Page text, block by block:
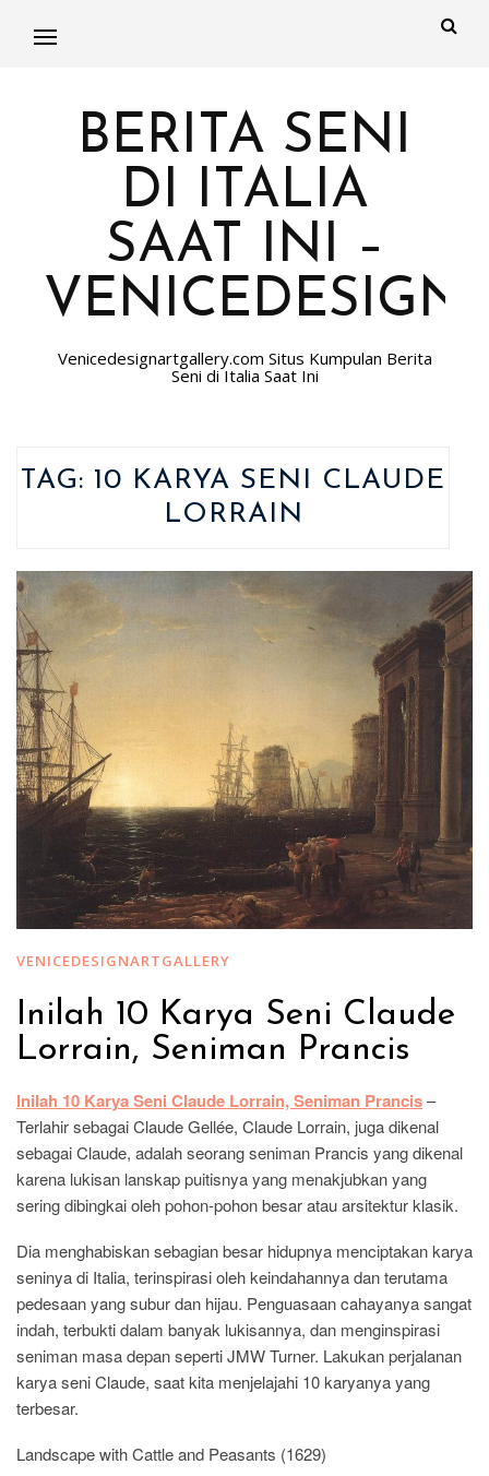
BERITA SENI
DI ITALIA
SAAT INI –
Venicedesignartgallery.com Situs Kumpulan Berita
Seni di Italia Saat Ini
TAG: 10 KARYA SENI CLAUDE
LORRAIN
VENICEDESIGNARTGALLERY
Inilah 10 Karya Seni Claude
Lorrain, Seniman Prancis
Inilah 10 Karya Seni Claude Lorrain, Seniman Prancis–
Terlahir sebagai Claude Gellée, Claude Lorrain, juga dikenal
sebagai Claude, adalah seorang seniman Prancis yang dikenal
karena lukisan lanskap puitisnya yang menakjubkan yang
sering dibingkai oleh pohon-pohon besar atau arsitektur klasik.
Dia menghabiskan sebagian besar hidupnya menciptakan karya
seninya di Italia, terinspirasi oleh keindahannya dan terutama
pedesaan yang subur dan hijau. Penguasaan cahayanya sangat
indah, terbukti dalam banyak lukisannya, dan menginspirasi
seniman masa depan seperti JMW Turner. Lakukan perjalanan
karya seni Claude, saat kita menjelajahi 10 karyanya yang
terbesar.
Landscape with Cattle and Peasants (1629)